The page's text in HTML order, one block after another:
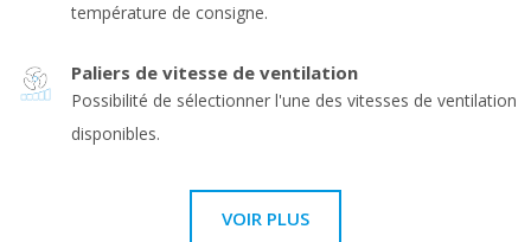
température de consigne.
Paliers de vitesse de ventilation
Possibilité de sélectionner l'une des vitesses de ventilation
disponibles.
VOIR PLUS